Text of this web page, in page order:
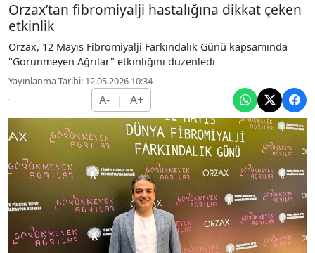
Orzax’tan fibromiyalji hastalığına dikkat çeken
etkinlik
Orzax, 12 Mayıs Fibromiyalji Farkındalık Günü kapsamında
"Görünmeyen Ağrılar" etkinliğini düzenledi
Yayınlanma Tarihi: 12.05.2026 10:34
A- | A+